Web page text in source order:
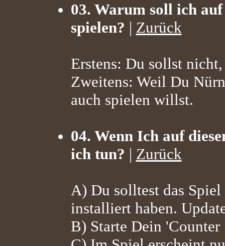
03. Warum soll ich
spielen? | Zurück
Erstens: Du sollst
Zweitens: Weil Du
auch spielen willst.
04. Wenn Ich auf
ich tun? | Zurück
A) Du solltest das
installiert haben.
B) Starte Dein